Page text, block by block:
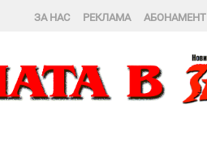
ЗА НАС РЕКЛАМА АБОНАМЕНТ